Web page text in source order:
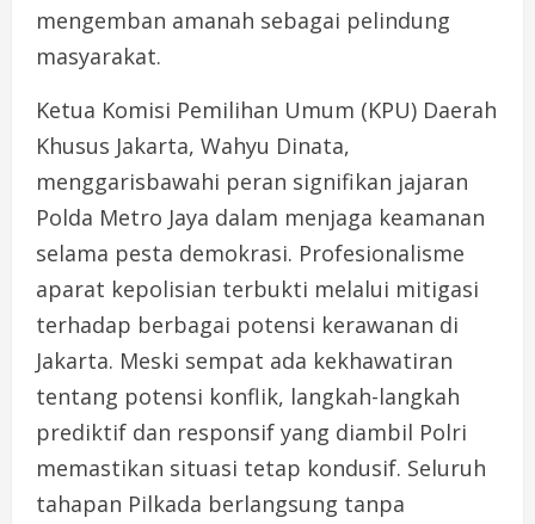
mengemban amanah sebagai pelindung
masyarakat.
Ketua Komisi Pemilihan Umum (KPU) Daerah
Khusus Jakarta, Wahyu Dinata,
menggarisbawahi peran signifikan jajaran
Polda Metro Jaya dalam menjaga keamanan
selama pesta demokrasi. Profesionalisme
aparat kepolisian terbukti melalui mitigasi
terhadap berbagai potensi kerawanan di
Jakarta. Meski sempat ada kekhawatiran
tentang potensi konflik, langkah-langkah
prediktif dan responsif yang diambil Polri
memastikan situasi tetap kondusif. Seluruh
tahapan Pilkada berlangsung tanpa